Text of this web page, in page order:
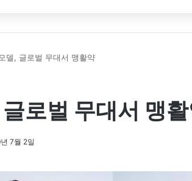
델, 글로벌 무대서 맹활약
로벌 무대서 맹
7월 2일